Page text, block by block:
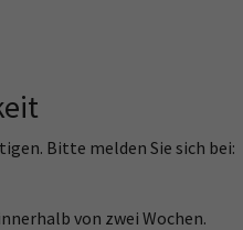
Bitte melden Sie sich bei:
von zwei Wochen.